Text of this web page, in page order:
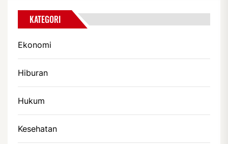
KATEGORI
Ekonomi
Hiburan
Hukum
Kesehatan